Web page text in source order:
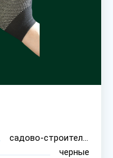
садово-строительные
черные